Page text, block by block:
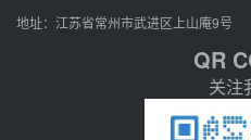
地址：江苏省常州市武进区上山庵9号
QR
关注